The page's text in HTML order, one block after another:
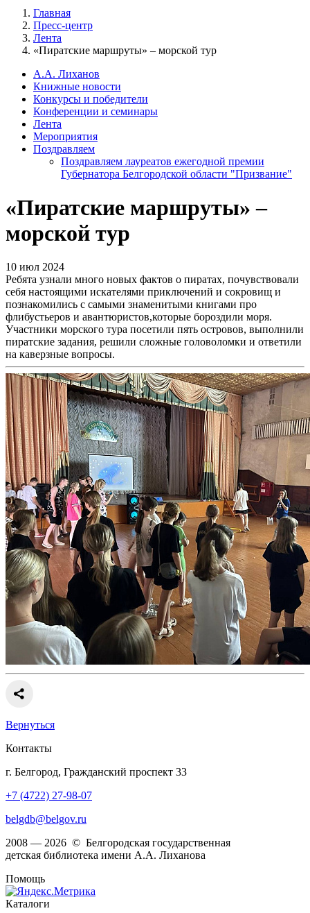
Главная
Пресс-центр
Лента
«Пиратские маршруты» – морской тур
А.А. Лиханов
Книжные новости
Конкурсы и победители
Конференции и семинары
Лента
Мероприятия
Поздравляем
Поздравляем лауреатов ежегодной премии
Губернатора Белгородской области "Призвание"
«Пиратские маршруты» –
морской тур
10 июл 2024
Ребята узнали много новых фактов о пиратах, почувствовали
себя настоящими искателями приключений и сокровищ и
познакомились с самыми знаменитыми книгами про
флибустьеров и авантюристов,которые бороздили моря.
Участники морского тура посетили пять островов, выполнили
пиратские задания, решили сложные головоломки и ответили
на каверзные вопросы.
Вернуться
Контакты
г. Белгород, Гражданский проспект 33
+7 (4722) 27-98-07
belgdb@belgov.ru
2008 — 2026 © Белгородская государственная
детская библиотека имени А.А. Лиханова
Помощь
Каталоги